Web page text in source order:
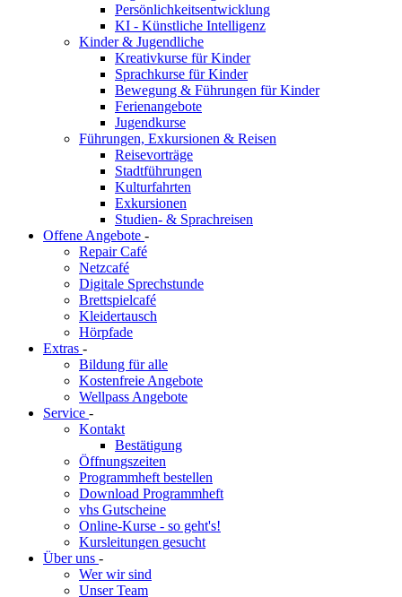
Persönlichkeitsentwicklung
KI - Künstliche Intelligenz
Kinder & Jugendliche
Kreativkurse für Kinder
Sprachkurse für Kinder
Bewegung & Führungen für Kinder
Ferienangebote
Jugendkurse
Führungen, Exkursionen & Reisen
Reisevorträge
Stadtführungen
Kulturfahrten
Exkursionen
Studien- & Sprachreisen
Offene Angebote -
Repair Café
Netzcafé
Digitale Sprechstunde
Brettspielcafé
Kleidertausch
Hörpfade
Extras -
Bildung für alle
Kostenfreie Angebote
Wellpass Angebote
Service -
Kontakt
Bestätigung
Öffnungszeiten
Programmheft bestellen
Download Programmheft
vhs Gutscheine
Online-Kurse - so geht's!
Kursleitungen gesucht
Über uns -
Wer wir sind
Unser Team